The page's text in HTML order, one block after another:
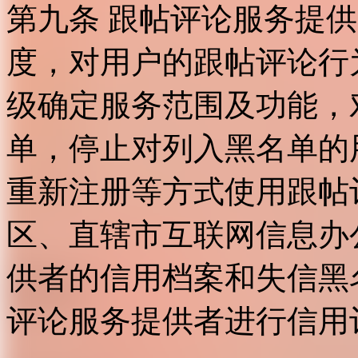
第九条 跟帖评论服务提
度，对用户的跟帖评论
级确定服务范围及功能
单，停止对列入黑名单
重新注册等方式使用跟
区、直辖市互联网信息
供者的信用档案和失信
评论服务提供者进行信用